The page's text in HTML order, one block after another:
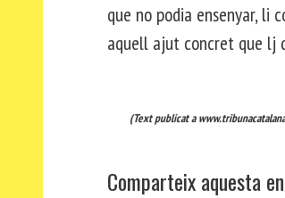
que no podia ensenyar, li
aquell ajut concret que lj
(Text publicat a
Comparteix aquesta